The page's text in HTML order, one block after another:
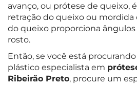
avanço, ou prótese de queixo,
retração do queixo ou mordida
do queixo proporciona
rosto.
Então, se você está
plástico especialista em
Ribeirão Preto, procure um